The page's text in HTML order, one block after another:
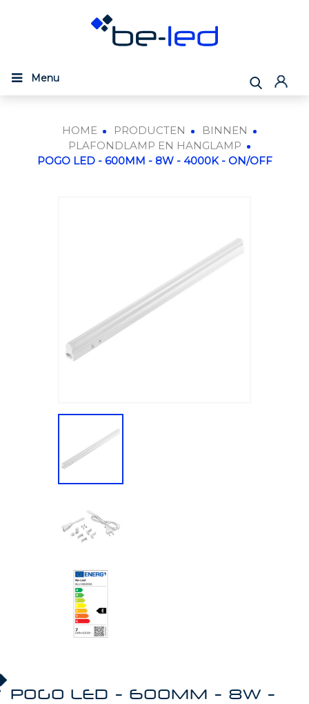
Menu
HOME PRODUCTEN
BINNEN
PLAFONDLAMP EN HANGLAMP
POGO LED - 600MM - 8W - 4000K - ON/OFF
POGO LED - 600MM - 8W -